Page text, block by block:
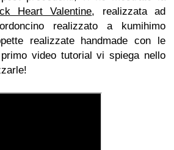
Heart Valentine, realizzata ad
realizzato a kumihimo
realizzate handmade con le
video tutorial vi spiega nello